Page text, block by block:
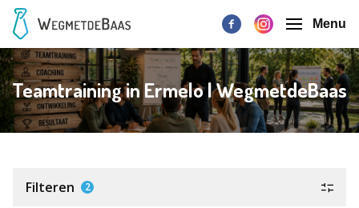
Menu
Teamtraining in Ermelo | WegmetdeBaas
Filteren 2